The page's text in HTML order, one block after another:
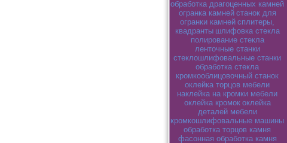
обработка драгоценных камней
огранка камней станок для
огранки камней сплитеры,
квадранты шлифовка стекла
полирование стекла
ленточные станки
стеклошлифовальные станки
обработка стекла
кромкооблицовочный станок
оклейка торцов мебели
наклейка на кромки мебели
оклейка кромок оклейка
деталей мебели
кромкошлифовальные машины
обработка торцов камня
фасонная обработка камня